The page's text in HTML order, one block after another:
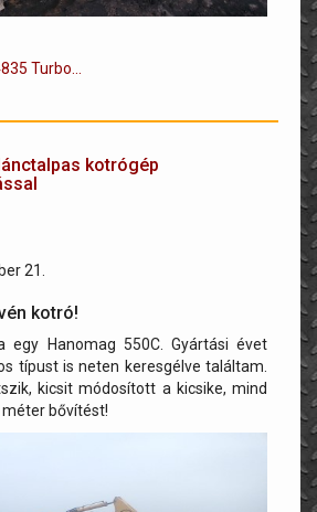
Turbo...
kotrógép
21.
kotró!
egy Hanomag 550C. Gyártási évet
típust is neten keresgélve találtam.
kicsit módosított a kicsike, mind
bővítést!